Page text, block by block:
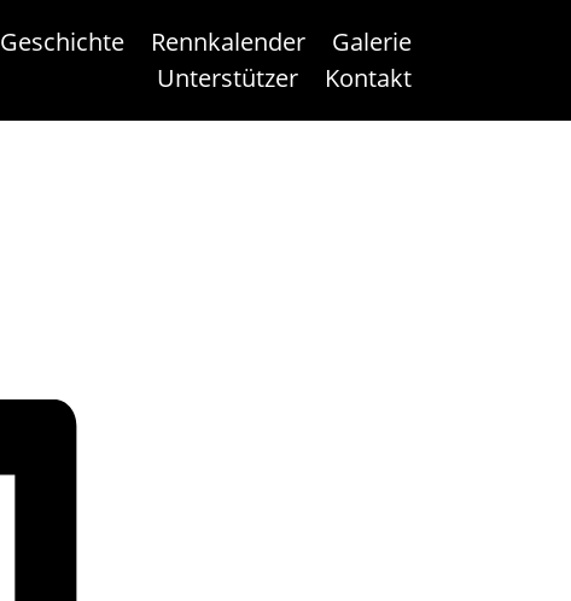
Geschichte Rennkalender
Galerie
Unterstützer
Kontakt